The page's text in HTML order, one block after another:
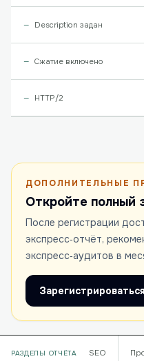
Description задан
Сжатие включено
HTTP/2
ДОПОЛНИТЕЛЬНЫЕ
Откройте полный
После регистрации
экспресс‑отчёт,
экспресс‑аудитов в
РАЗДЕЛЫ ОТЧЁТА SEO